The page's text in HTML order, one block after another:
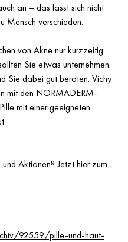
an – das lässt sich nicht
Mensch verschieden.
von Akne nur kurzzeitig
Sie etwas unternehmen.
Sie dabei gut beraten. Vichy
mit den NORMADERM-
mit einer geeigneten
Aktionen? Jetzt hier zum
92559/pille-und-haut-